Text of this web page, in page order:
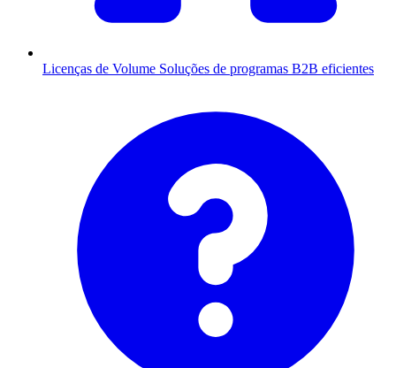
Licenças de Volume Soluções de programas B2B eficientes